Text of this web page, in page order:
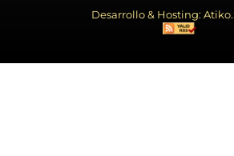
Desarrollo & Hosting: